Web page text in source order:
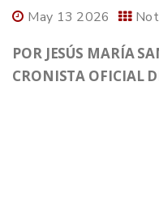
May 13 2026
POR JESÚS MARÍA
CRONISTA OFICIAL